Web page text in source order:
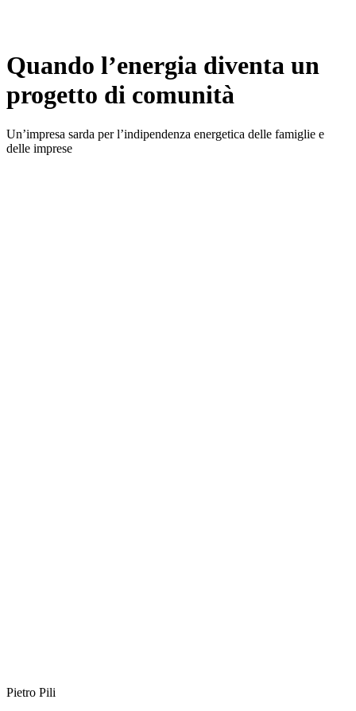
Quando l’energia diventa un
progetto di comunità
Un’impresa sarda per l’indipendenza energetica delle famiglie e
delle imprese
Pietro Pili